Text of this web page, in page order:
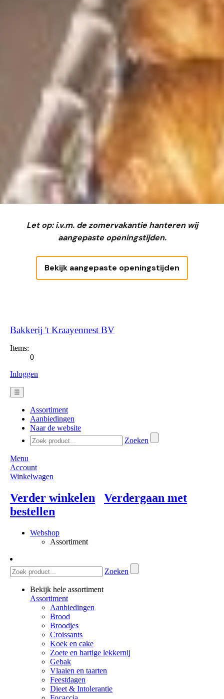
Let op: i.v.m. de zomervakantie hanteren wij
aangepaste openingstijden.
Bekijk aangepaste openingstijden